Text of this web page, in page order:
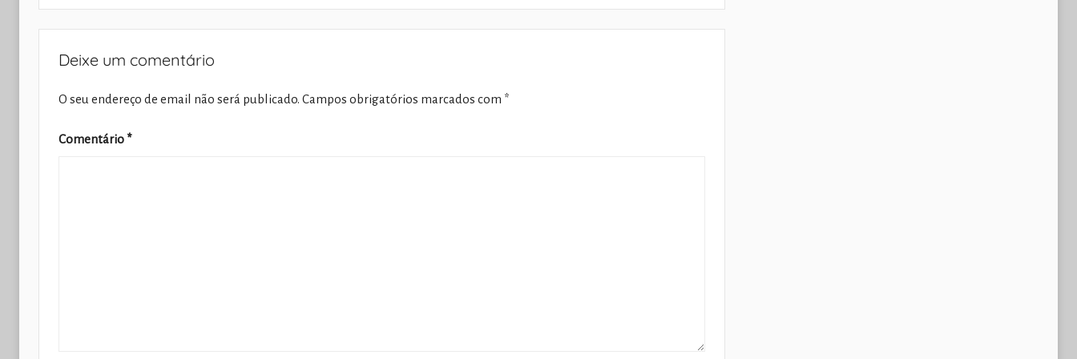
Deixe um comentário
O seu endereço de email não será publicado. Campos obrigatórios marcados com *
Comentário *